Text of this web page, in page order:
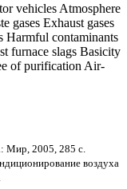
vehicles Atmosphere
gases Exhaust gases
Harmful contaminants
furnace slags Basicity
of purification Air-
Мир, 2005, 285 с.
воздуха